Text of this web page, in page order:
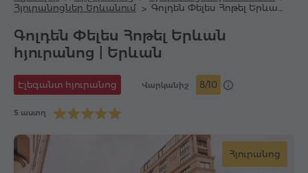
Հյուրանոցներ Երևանում
Գոլդեն Փելես Հոթել Երևան
հյուրանոց | Երևան
Էլեգանտ հյուրանոց
5 աստղ
Վարկանիշ 8/10
Հյուրանոց